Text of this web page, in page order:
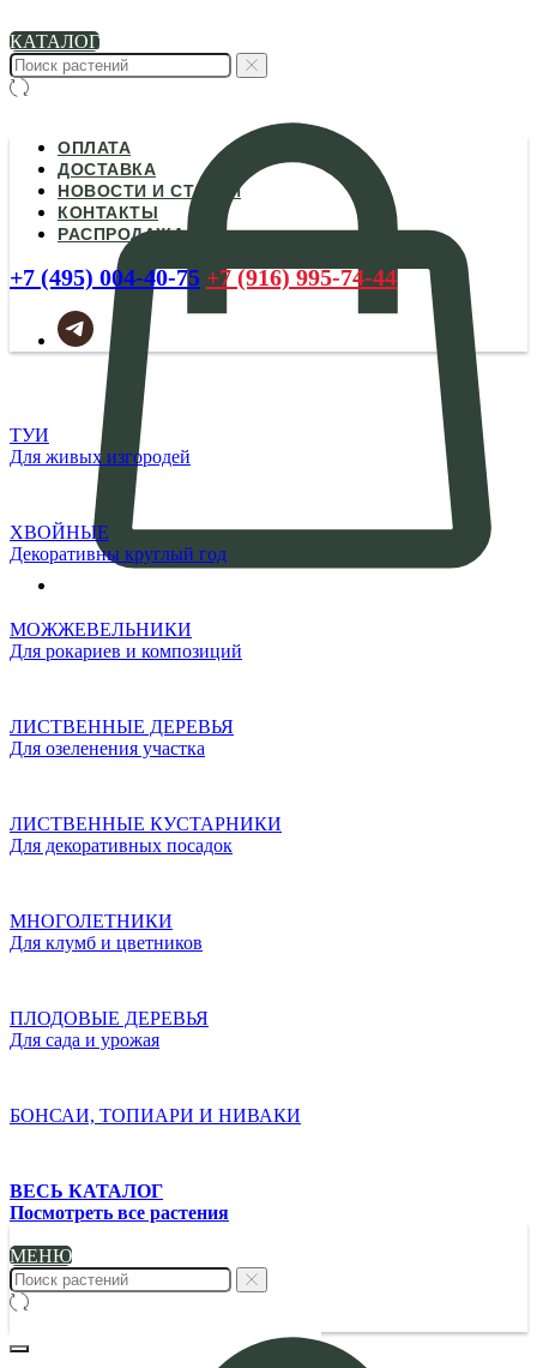
КАТАЛОГ
ОПЛАТА
ДОСТАВКА
НОВОСТИ И СТАТЬИ
КОНТАКТЫ
РАСПРОДАЖА
+7 (495) 004-40-75 +7 (916) 995-74-44
ТУИ
Для живых изгородей
ХВОЙНЫЕ
Декоративны круглый год
МОЖЖЕВЕЛЬНИКИ
Для рокариев и композиций
ЛИСТВЕННЫЕ ДЕРЕВЬЯ
Для озеленения участка
ЛИСТВЕННЫЕ КУСТАРНИКИ
Для декоративных посадок
МНОГОЛЕТНИКИ
Для клумб и цветников
ПЛОДОВЫЕ ДЕРЕВЬЯ
Для сада и урожая
БОНСАИ, ТОПИАРИ И НИВАКИ
ВЕСЬ КАТАЛОГ
Посмотреть все растения
МЕНЮ